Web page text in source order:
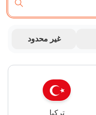
غير محدود
تركيا